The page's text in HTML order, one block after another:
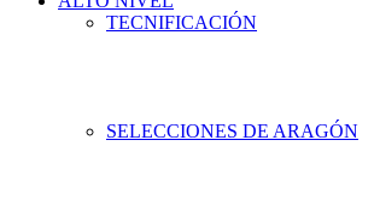
TECNIFICACIÓN
SELECCIONES DE ARAGÓN